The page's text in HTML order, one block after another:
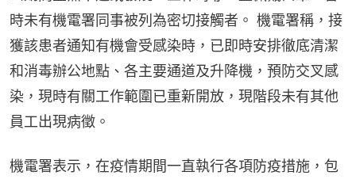
時未有機電署同事被列為密切接觸者。 機電署稱，接
獲該患者通知有機會受感染時，已即時安排徹底清潔
和消毒辦公地點、各主要通道及升降機，預防交叉感
染，現時有關工作範圍已重新開放，現階段未有其他
員工出現病徵。
機電署表示，在疫情期間一直執行各項防疫措施，包